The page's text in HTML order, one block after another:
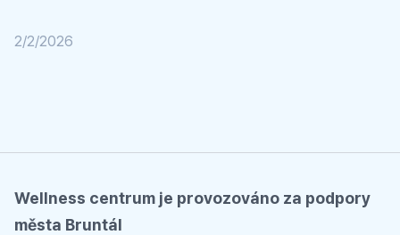
2/2/2026
Wellness centrum je provozováno za podpory
města Bruntál